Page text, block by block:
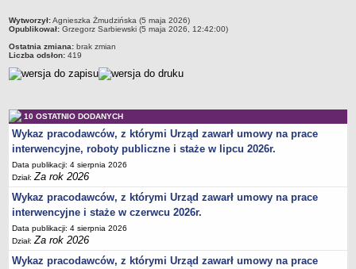
Zadania publiczne
Kompetencje komórek organizacyjnych
Ogłoszenia o naborze kandydatów do pracy w PUP Bydgoszcz
Ochrona Danych Osobowych
Sygnaliści
ZAŁATWIANIE SPRAW W PUP
Wykaz spraw
Gdzie załatwić sprawę
Rejestry, ewidencje i archiwa
Dostęp do Informacji Publicznej
AKTY PRAWNE
Akty prawne dotyczące bezrobocia i rynku pracy
metryczka
Wytworzył:Agnieszka Żmudzińska (5 maja 2026)
Opublikował: Grzegorz Sarbiewski (5 maja 2026, 12:42:00)
Ostatnia zmiana: brak zmian
Liczba odsłon: 419
10 OSTATNIO DODANYCH
Wykaz pracodawców, z którymi Urząd zawarł umowy na prace
interwencyjne, roboty publiczne i staże w lipcu 2026r.
Data publikacji: 4 sierpnia 2026
Dział:Za rok 2026
Wykaz pracodawców, z którymi Urząd zawarł umowy na prace
interwencyjne i staże w czerwcu 2026r.
Data publikacji: 4 sierpnia 2026
Dział:Za rok 2026
Wykaz pracodawców, z którymi Urząd zawarł umowy na prace